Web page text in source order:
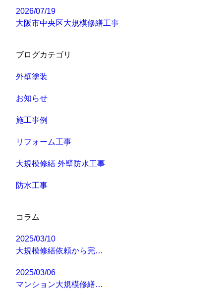
2026/07/19
大阪市中央区大規模修繕工事
ブログカテゴリ
外壁塗装
お知らせ
施工事例
リフォーム工事
大規模修繕 外壁防水工事
防水工事
コラム
2025/03/10
大規模修繕依頼から完…
2025/03/06
マンション大規模修繕…